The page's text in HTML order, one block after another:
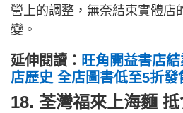
營上的調整，無奈結束實體店
變。
延伸閱讀： 旺角開益書店
店歷史 全店圖書低至5折發
18. 荃灣福來上海麵